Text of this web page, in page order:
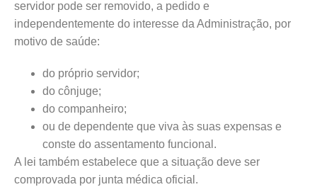
servidor pode ser removido, a pedido e
independentemente do interesse da Administração, por
motivo de saúde:
do próprio servidor;
do cônjuge;
do companheiro;
ou de dependente que viva às suas expensas e
conste do assentamento funcional.
A lei também estabelece que a situação deve ser
comprovada por junta médica oficial.